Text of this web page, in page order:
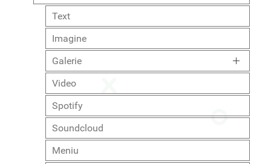
Text
Imagine
Galerie
Video
Spotify
Soundcloud
Meniu